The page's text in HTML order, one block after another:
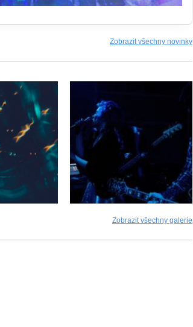
Zobrazit všechny novinky
Zobrazit všechny galerie